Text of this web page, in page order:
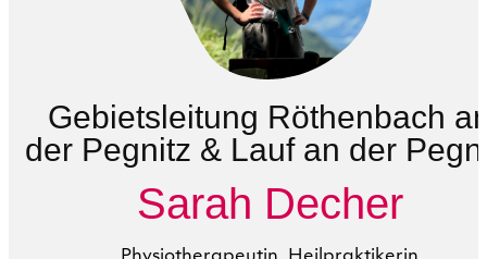
Gebietsleitung Röthenbach
der Pegnitz & Lauf an der
Sarah Decher